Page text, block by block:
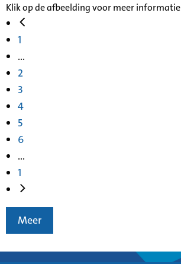
Klik op de afbeelding voor meer informatie
1
...
2
3
4
5
6
...
1
Meer